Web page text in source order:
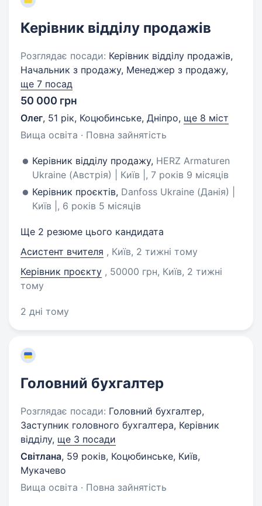
Керівник відділу продажів
Розглядає посади: Керівник відділу продажів,
Начальник з продажу, Менеджер з продажу,
ще 7 посад
50 000 грн
Олег, 51 рік, Коцюбинське, Дніпро, ще 8 міст
Вища освіта · Повна зайнятість
Керівник відділу продажу, HERZ Armaturen
Ukraine (Австрія) | Київ |, 7 років 9 місяців
Керівник проєктів, Danfoss Ukraine (Данія) |
Київ |, 6 років 5 місяців
Ще 2 резюме цього кандидата
Асистент вчителя , Київ, 2 тижні тому
Керівник проєкту , 50000 грн, Київ, 2 тижні
тому
2 дні тому
Головний бухгалтер
Розглядає посади: Головний бухгалтер,
Заступник головного бухгалтера, Керівник
відділу, ще 3 посади
Світлана, 59 років, Коцюбинське, Київ,
Мукачево
Вища освіта · Повна зайнятість